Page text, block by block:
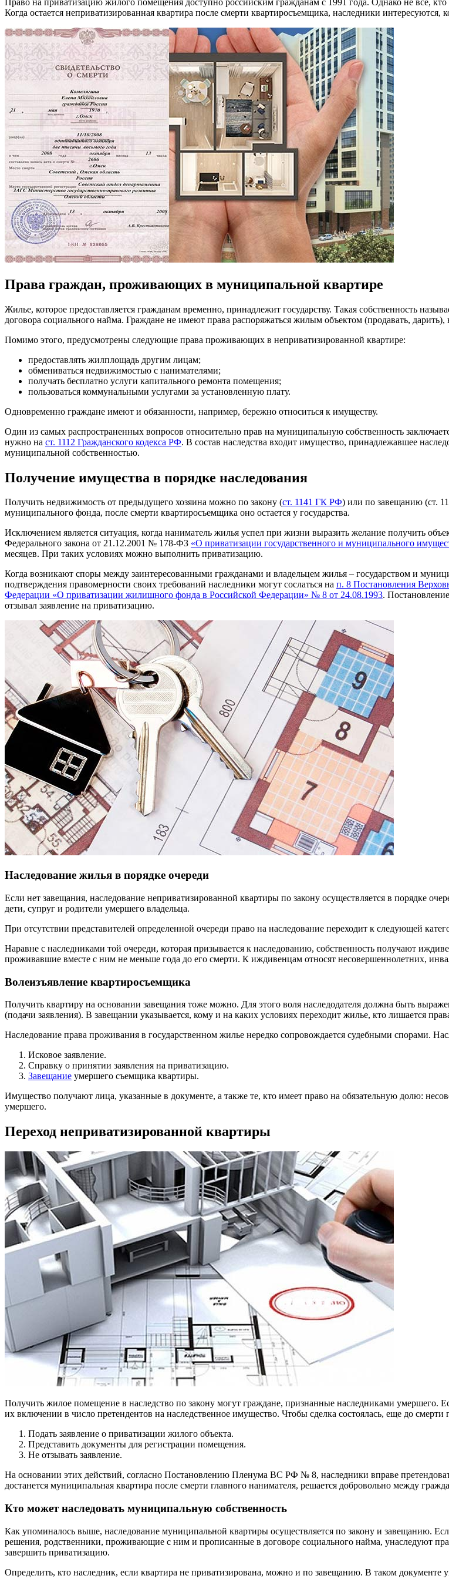
Когда остается неприватизированная квартира после смерти квартиросъемщика, наследники интересуются,
Права граждан, проживающих в муниципальной квартире
Жилье, которое предоставляется гражданам временно, принадлежит государству. Такая собственность
договора социального найма. Граждане не имеют права распоряжаться жилым объектом (продавать, дарить),
Помимо этого, предусмотрены следующие права проживающих в неприватизированной квартире:
предоставлять жилплощадь другим лицам;
обмениваться недвижимостью с нанимателями;
получать бесплатно услуги капитального ремонта помещения;
пользоваться коммунальными услугами за установленную плату.
Одновременно граждане имеют и обязанности, например, бережно относиться к имуществу.
Один из самых распространенных вопросов относительно прав на муниципальную собственность
нужно на ст. 1112 Гражданского кодекса РФ. В состав наследства входит имущество, принадлежавшее
муниципальной собственностью.
Получение имущества в порядке наследования
Получить недвижимость от предыдущего хозяина можно по закону (ст. 1141 ГК РФ) или по завещанию (ст.
муниципального фонда, после смерти квартиросъемщика оно остается у государства.
Исключением является ситуация, когда наниматель жилья успел при жизни выразить желание получить
Федерального закона от 21.12.2001 № 178-ФЗ «О приватизации государственного и муниципального
месяцев. При таких условиях можно выполнить приватизацию.
Когда возникают споры между заинтересованными гражданами и владельцем жилья – государством и
подтверждения правомерности своих требований наследники могут сослаться на п. 8 Постановления
Федерации «О приватизации жилищного фонда в Российской Федерации» № 8 от 24.08.1993.
отзывал заявление на приватизацию.
Наследование жилья в порядке очереди
Если нет завещания, наследование неприватизированной квартиры по закону осуществляется в порядке
дети, супруг и родители умершего владельца.
При отсутствии представителей определенной очереди право на наследование переходит к следующей
Наравне с наследниками той очереди, которая призывается к наследованию, собственность получают
проживавшие вместе с ним не меньше года до его смерти. К иждивенцам относят несовершеннолетних,
Волеизъявление квартиросъемщика
Получить квартиру на основании завещания тоже можно. Для этого воля наследодателя должна быть
(подачи заявления). В завещании указывается, кому и на каких условиях переходит жилье, кто лишается
Наследование права проживания в государственном жилье нередко сопровождается судебными спорами.
Исковое заявление.
Справку о принятии заявления на приватизацию.
Завещание умершего съемщика квартиры.
Имущество получают лица, указанные в документе, а также те, кто имеет право на обязательную долю:
умершего.
Переход неприватизированной квартиры
Получить жилое помещение в наследство по закону могут граждане, признанные наследниками умершего.
их включении в число претендентов на наследственное имущество. Чтобы сделка состоялась, еще до
Подать заявление о приватизации жилого объекта.
Представить документы для регистрации помещения.
Не отзывать заявление.
На основании этих действий, согласно Постановлению Пленума ВС РФ № 8, наследники вправе
достанется муниципальная квартира после смерти главного нанимателя, решается добровольно между
Кто может наследовать муниципальную собственность
Как упоминалось выше, наследование муниципальной квартиры осуществляется по закону и завещанию.
решения, родственники, проживающие с ним и прописанные в договоре социального найма, унаследуют
завершить приватизацию.
Определить, кто наследник, если квартира не приватизирована, можно и по завещанию. В таком